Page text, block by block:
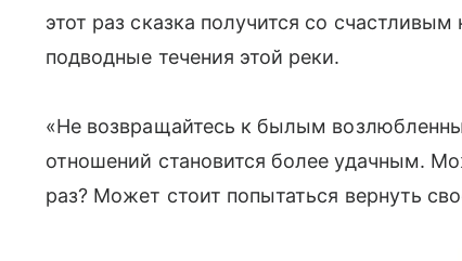
этот раз сказка получится со
подводные течения этой реки.
«Не возвращайтесь к былым
отношений становится более удачным.
раз? Может стоит попытаться вернуть